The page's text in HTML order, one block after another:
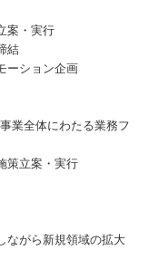
案・実行
結
ーション企画
業全体にわたる業務フ
策立案・実行
ながら新規領域の拡大